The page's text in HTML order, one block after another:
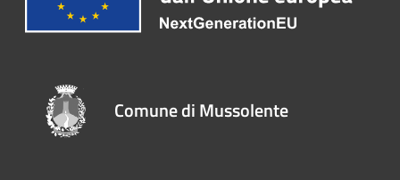
Comune di Mussolente